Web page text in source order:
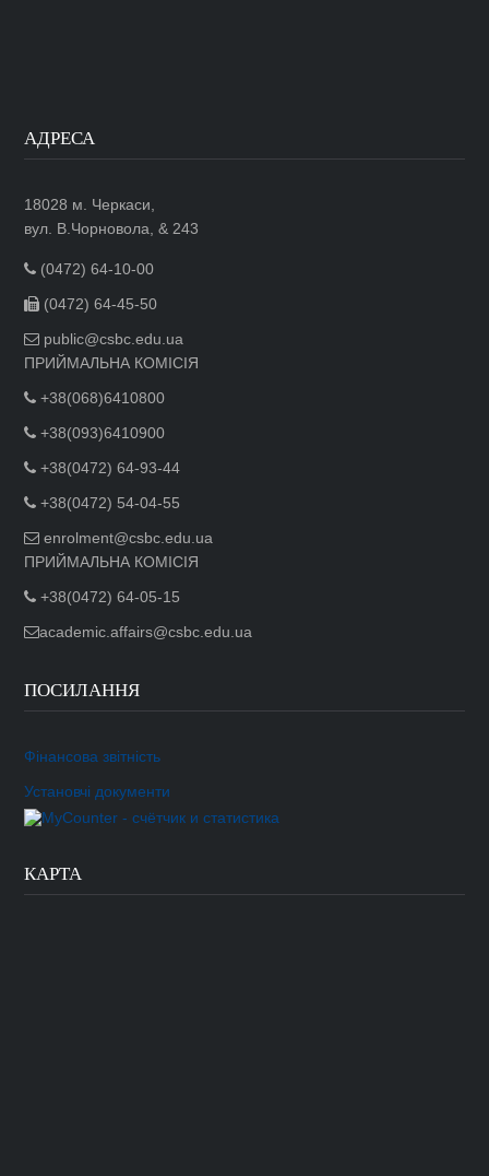
АДРЕСА
18028 м. Черкаси,
вул. В.Чорновола, & 243
(0472) 64-10-00
(0472) 64-45-50
public@csbc.edu.ua
ПРИЙМАЛЬНА КОМІСІЯ
+38(068)6410800
+38(093)6410900
+38(0472) 64-93-44
+38(0472) 54-04-55
enrolment@csbc.edu.ua
ПРИЙМАЛЬНА КОМІСІЯ
+38(0472) 64-05-15
academic.affairs@csbc.edu.ua
ПОСИЛАННЯ
Фінансова звітність
Установчі документи
КАРТА